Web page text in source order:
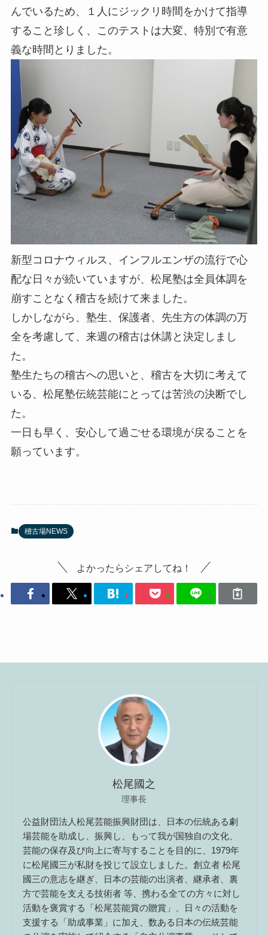
んでいるため、１人にジックリ時間をかけて指導
すること珍しく、このテストは大変、特別で有意
義な時間とりました。
新型コロナウィルス、インフルエンザの流行で心
配な日々が続いていますが、松尾塾は全員体調を
崩すことなく稽古を続けて来ました。
しかしながら、塾生、保護者、先生方の体調の万
全を考慮して、来週の稽古は休講と決定しまし
た。
塾生たちの稽古への思いと、稽古を大切に考えて
いる、松尾塾伝統芸能にとっては苦渋の決断でし
た。
一日も早く、安心して過ごせる環境が戻ることを
願っています。
稽古場NEWS
よかったらシェアしてね！
松尾國之
理事長
公益財団法人松尾芸能振興財団は、日本の伝統ある劇
場芸能を助成し、振興し、もって我が国独自の文化、
芸能の保存及び向上に寄与することを目的に、1979年
に松尾國三が私財を投じて設立しました。創立者 松尾
國三の意志を継ぎ、日本の芸能の出演者、継承者、裏
方で芸能を支える技術者 等、携わる全ての方々に対し
活動を褒賞する「松尾芸能賞の贈賞」、日々の活動を
支援する「助成事業」に加え、数ある日本の伝統芸能